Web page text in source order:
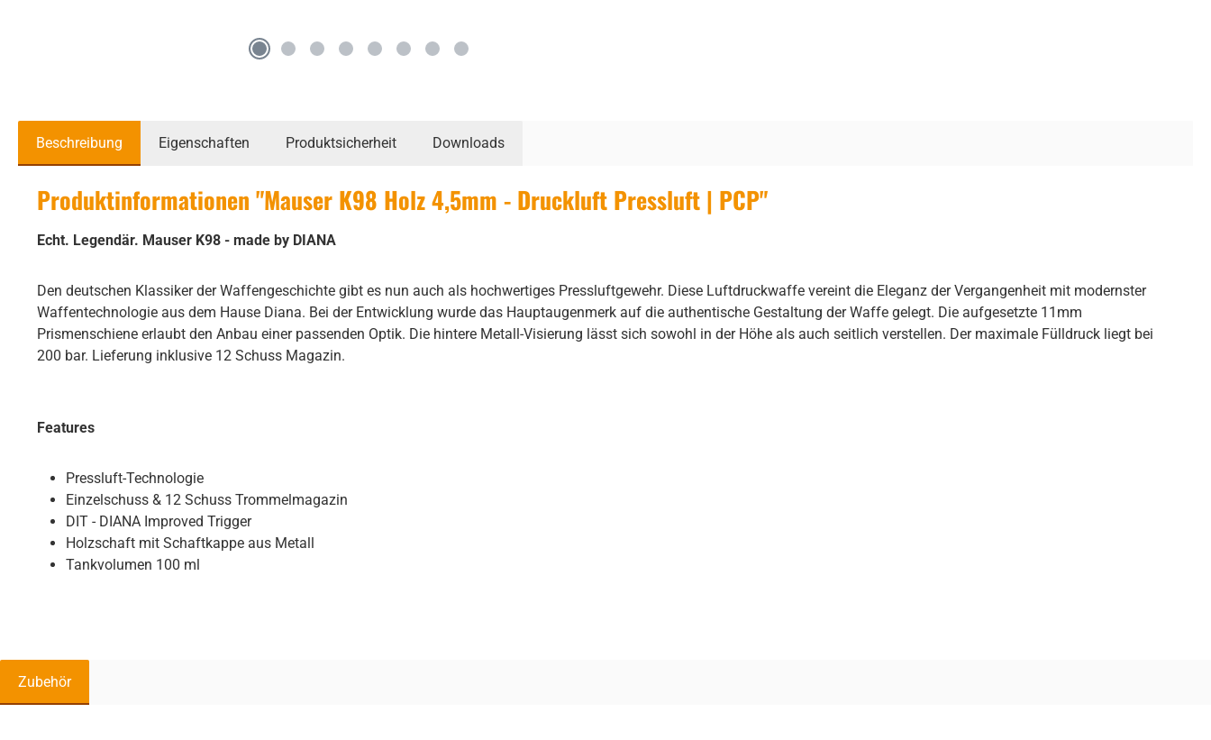
Beschreibung Eigenschaften Produktsicherheit Downloads
Produktinformationen "Mauser K98 Holz 4,5mm - Druckluft Pressluft | PCP"
Echt. Legendär. Mauser K98 - made by DIANA
Den deutschen Klassiker der Waffengeschichte gibt es nun auch als hochwertiges Pressluftgewehr. Diese Luftdruckwaffe vereint die Eleganz der Vergangenheit mit modernster
Waffentechnologie aus dem Hause Diana. Bei der Entwicklung wurde das Hauptaugenmerk auf die authentische Gestaltung der Waffe gelegt. Die aufgesetzte 11mm
Prismenschiene erlaubt den Anbau einer passenden Optik. Die hintere Metall-Visierung lässt sich sowohl in der Höhe als auch seitlich verstellen. Der maximale Fülldruck liegt bei
200 bar. Lieferung inklusive 12 Schuss Magazin.
Features
Pressluft-Technologie
Einzelschuss & 12 Schuss Trommelmagazin
DIT - DIANA Improved Trigger
Holzschaft mit Schaftkappe aus Metall
Tankvolumen 100 ml
Zubehör